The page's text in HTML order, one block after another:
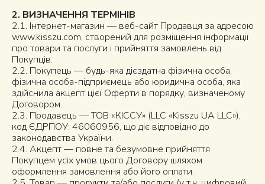
2. ВИЗНАЧЕННЯ ТЕРМІНІВ
2.1. Інтернет-магазин — веб-сайт Продавця за адресою
www.kisszu.com, створений для розміщення інформації
про товари та послуги і прийняття замовлень від
Покупців.
2.2. Покупець — будь-яка дієздатна фізична особа,
фізична особа-підприємець або юридична особа, яка
здійснила акцепт цієї Оферти в порядку, визначеному
Договором.
2.3. Продавець — ТОВ «КІССУ» (LLC «Kisszu UA LLC»),
код ЄДРПОУ: 46060956, що діє відповідно до
законодавства України.
2.4. Акцепт — повне та безумовне прийняття
Покупцем усіх умов цього Договору шляхом
оформлення замовлення або його оплати.